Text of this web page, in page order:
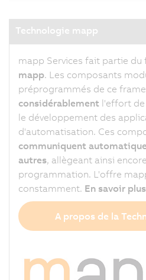
Technologie mapp
mapp Services fait partie
mapp. Les composants
préprogrammés de ce
considérablement l'effort
le développement des
d'automatisation. Ces
communiquent
autres, allègeant ainsi
programmation. L'offre
constamment. En savoir
A propos de la